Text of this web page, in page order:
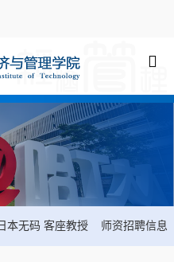
本无码 客座教授 师资招聘信息